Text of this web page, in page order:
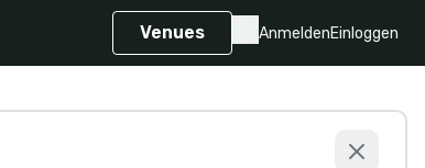
Venues AnmeldenEinloggen